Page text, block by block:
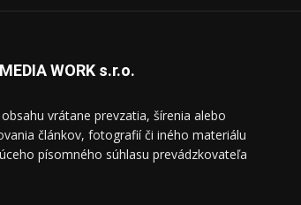
WORK s.r.o.
vrátane prevzatia, šírenia alebo
článkov, fotografií či iného materiálu
písomného súhlasu prevádzkovateľa